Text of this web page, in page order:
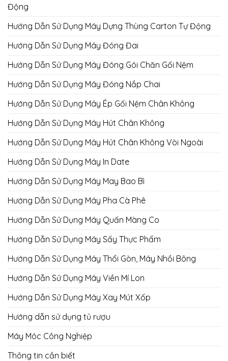
Động
Hướng Dẫn Sử Dụng Máy Dựng Thùng Carton Tự Động
Hướng Dẫn Sử Dụng Máy Đóng Đai
Hướng Dẫn Sử Dụng Máy Đóng Gói Chăn Gối Nệm
Hướng Dẫn Sử Dụng Máy Đóng Nắp Chai
Hướng Dẫn Sử Dụng Máy Ép Gối Nệm Chân Không
Hướng Dẫn Sử Dụng Máy Hút Chân Không
Hướng Dẫn Sử Dụng Máy Hút Chân Không Vòi Ngoài
Hướng Dẫn Sử Dụng Máy In Date
Hướng Dẫn Sử Dụng Máy May Bao Bì
Hướng Dẫn Sử Dụng Máy Pha Cà Phê
Hướng Dẫn Sử Dụng Máy Quấn Màng Co
Hướng Dẫn Sử Dụng Máy Sấy Thực Phẩm
Hướng Dẫn Sử Dụng Máy Thổi Gòn, Máy Nhồi Bông
Hướng Dẫn Sử Dụng Máy Viền Mí Lon
Hướng Dẫn Sử Dụng Máy Xay Mút Xốp
Hướng dẫn sử dụng tủ rượu
Máy Móc Công Nghiệp
Thông tin cần biết